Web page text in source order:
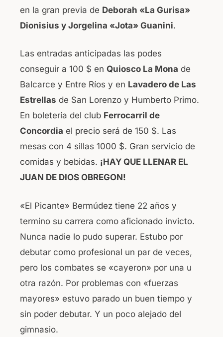
en la gran previa de Deborah «La Gurisa»
Dionisius y Jorgelina «Jota» Guanini.
Las entradas anticipadas las podes
conseguir a 100 $ en Quiosco La Mona de
Balcarce y Entre Ríos y en Lavadero de Las
Estrellas de San Lorenzo y Humberto Primo.
En boletería del club Ferrocarril de
Concordia el precio será de 150 $. Las
mesas con 4 sillas 1000 $. Gran servicio de
comidas y bebidas. ¡HAY QUE LLENAR EL
JUAN DE DIOS OBREGON!
«El Picante» Bermúdez tiene 22 años y
termino su carrera como aficionado invicto.
Nunca nadie lo pudo superar. Estubo por
debutar como profesional un par de veces,
pero los combates se «cayeron» por una u
otra razón. Por problemas con «fuerzas
mayores» estuvo parado un buen tiempo y
sin poder debutar. Y un poco alejado del
gimnasio.